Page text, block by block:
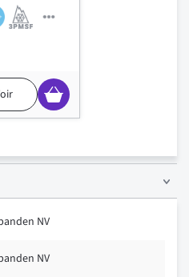
NV
NV